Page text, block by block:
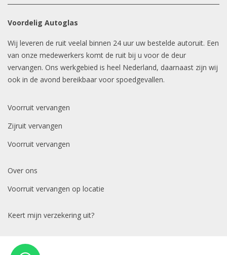
Voordelig Autoglas
Wij leveren de ruit veelal binnen 24 uur uw bestelde autoruit. Een
van onze medewerkers komt de ruit bij u voor de deur
vervangen. Ons werkgebied is heel Nederland, daarnaast zijn wij
ook in de avond bereikbaar voor spoedgevallen.
Voorruit vervangen
Zijruit vervangen
Voorruit vervangen
Over ons
Voorruit vervangen op locatie
Keert mijn verzekering uit?